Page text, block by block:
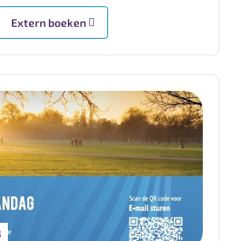
Extern boeken